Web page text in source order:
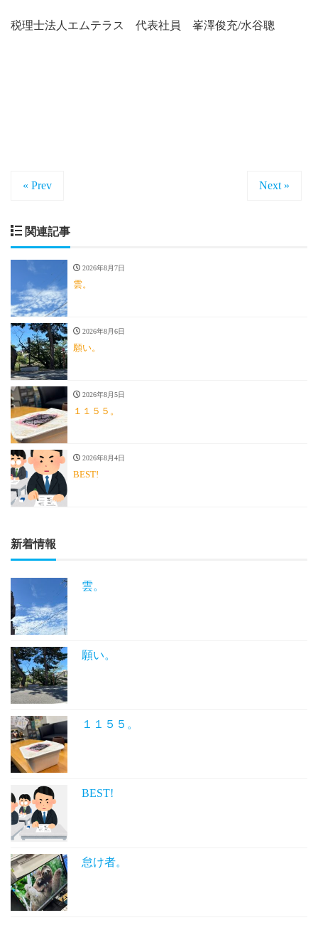
税理士法人エムテラス 代表社員 峯澤俊充/水谷聰
« Prev Next »
関連記事
2026年8月7日
雲。
2026年8月6日
願い。
2026年8月5日
１１５５。
2026年8月4日
BEST!
新着情報
雲。
願い。
１１５５。
BEST!
怠け者。